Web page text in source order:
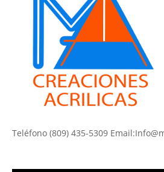
Teléfono (809) 435-5309